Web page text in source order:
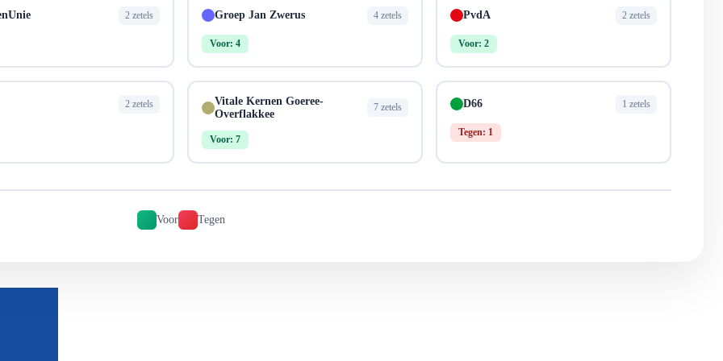
2 zetels Groep Jan Zwerus 4 zetels
Voor: 4
PvdA 2 zetels
Voor: 2
2 zetels
Vitale Kernen Goeree-
Overflakkee
7 zetels
Voor: 7
D66 1 zetels
Tegen: 1
Voor Tegen